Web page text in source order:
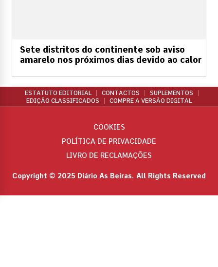
Sete distritos do continente sob aviso
amarelo nos próximos dias devido ao calor
ESTATUTO EDITORIAL CONTACTOS
SUPLEMENTOS
EDIÇÃO CLASSIFICADOS
COMPRE A VERSÃO DIGITAL
Copyright © 2025 Diário As Beiras. All Rights Reserved
COOKIES
POLÍTICA DE PRIVACIDADE
LIVRO DE RECLAMAÇÕES